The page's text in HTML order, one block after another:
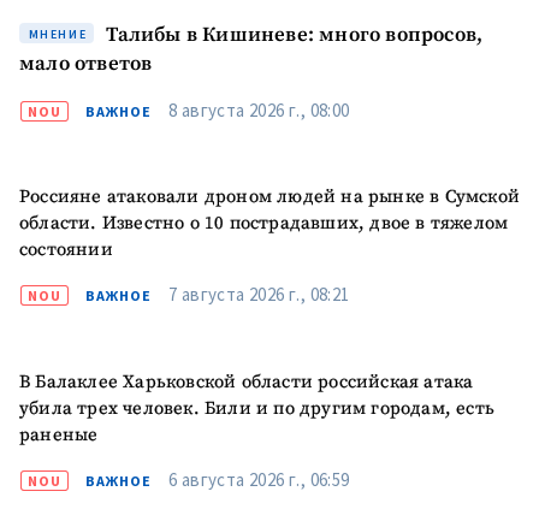
МНЕНИЕ
Талибы в Кишиневе: много вопросов,
мало ответов
NOU ВАЖНОЕ 8 августа 2026 г., 08:00
Россияне атаковали дроном людей на рынке в Сумской
области. Известно о 10 пострадавших, двое в тяжелом
состоянии
NOU ВАЖНОЕ 7 августа 2026 г., 08:21
В Балаклее Харьковской области российская атака
убила трех человек. Били и по другим городам, есть
раненые
NOU ВАЖНОЕ 6 августа 2026 г., 06:59